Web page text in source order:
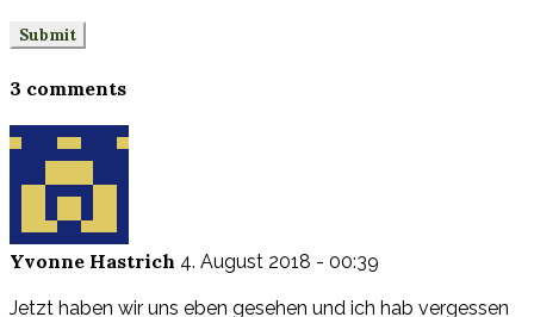
3 comments
Yvonne Hastrich 4. August 2018 - 00:39
Jetzt haben wir uns eben gesehen und ich hab vergessen